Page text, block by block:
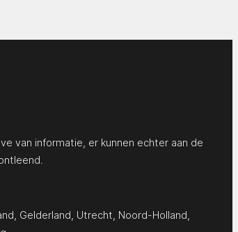
van informatie, er kunnen echter aan de
Gelderland Utrecht Noord-Holland